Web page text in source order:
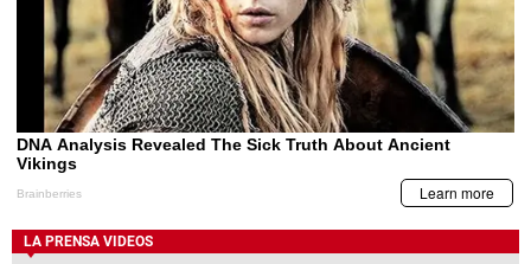
LA PRENSA VIDEOS